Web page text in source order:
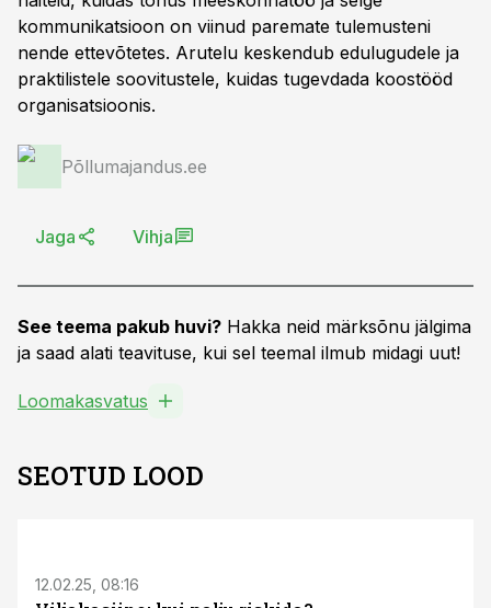
kommunikatsioon on viinud paremate tulemusteni
nende ettevõtetes. Arutelu keskendub edulugudele ja
praktilistele soovitustele, kuidas tugevdada koostööd
organisatsioonis.
Põllumajandus.ee
Jaga Vihja
See teema pakub huvi? Hakka neid märksõnu jälgima
ja saad alati teavituse, kui sel teemal ilmub midagi uut!
Loomakasvatus
SEOTUD LOOD
12.02.25, 08:16